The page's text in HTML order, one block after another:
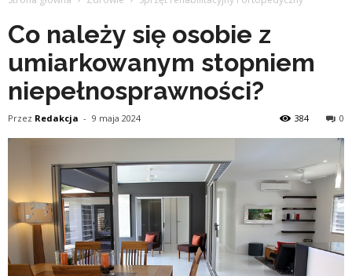
Co należy się osobie z
umiarkowanym stopniem
niepełnosprawności?
Przez Redakcja - 9 maja 2024 0
384